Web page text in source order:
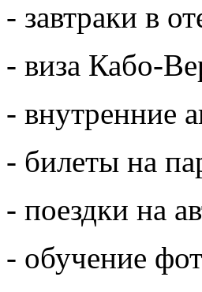
- завтраки в
- виза Кабо-
- внутренние
- билеты на
- поездки на
- обучение